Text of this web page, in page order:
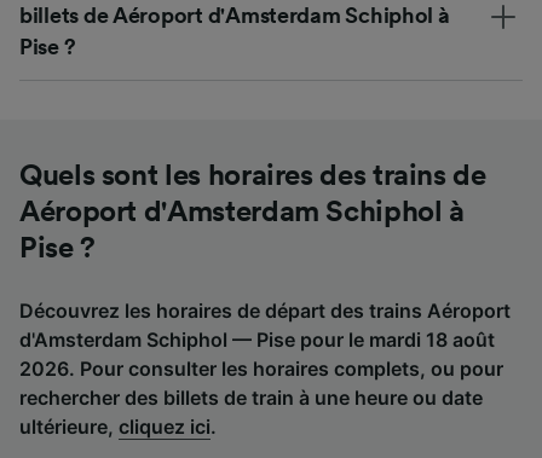
billets de Aéroport d'Amsterdam Schiphol à
Pise ?
Quels sont les horaires des trains de
Aéroport d'Amsterdam Schiphol à
Pise ?
Découvrez les horaires de départ des trains Aéroport
d'Amsterdam Schiphol — Pise pour le mardi 18 août
2026. Pour consulter les horaires complets, ou pour
rechercher des billets de train à une heure ou date
ultérieure, cliquez ici.